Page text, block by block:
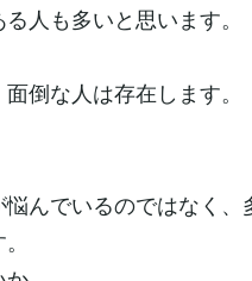
人も多いと思います。
倒な人は存在します。
んでいるのではなく